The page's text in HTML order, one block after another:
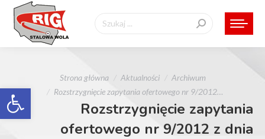
Otwórz pasek narzędzi
Szukaj:
Strona główna Aktualności
Archiwum
Rozstrzygnięcie zapytania ofertowego nr 9/2012…
Rozstrzygnięcie zapytania
ofertowego nr 9/2012 z dnia